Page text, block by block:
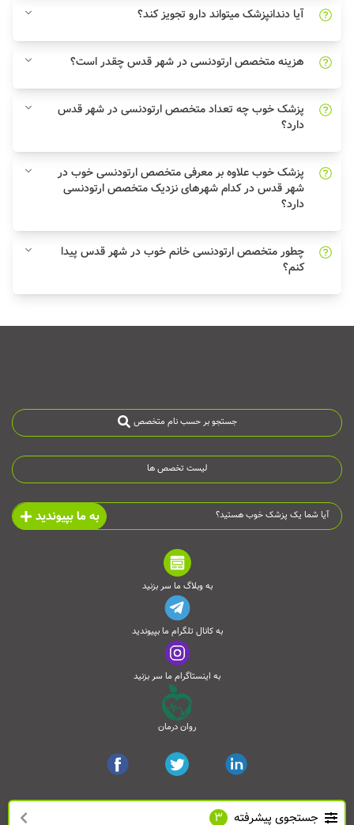
جستجوی پیشرفته 3
آیا دندانپزشک میتواند دارو تجویز کند؟
هزینه متخصص ارتودنسی در شهر قدس چقدر است؟
پزشک خوب چه تعداد متخصص ارتودنسی در شهر قدس
دارد؟
پزشک خوب علاوه بر معرفی متخصص ارتودنسی خوب در
شهر قدس در کدام شهرهای نزدیک متخصص ارتودنسی
دارد؟
چطور متخصص ارتودنسی خانم خوب در شهر قدس پیدا
کنم؟
جستجو بر حسب نام متخصص
لیست تخصص ها
آیا شما یک پزشک خوب هستید؟ به ما بپیوندید
به وبلاگ ما سر بزنید
به کانال تلگرام ما بپیوندید
به اینستاگرام ما سر بزنید
روان درمان